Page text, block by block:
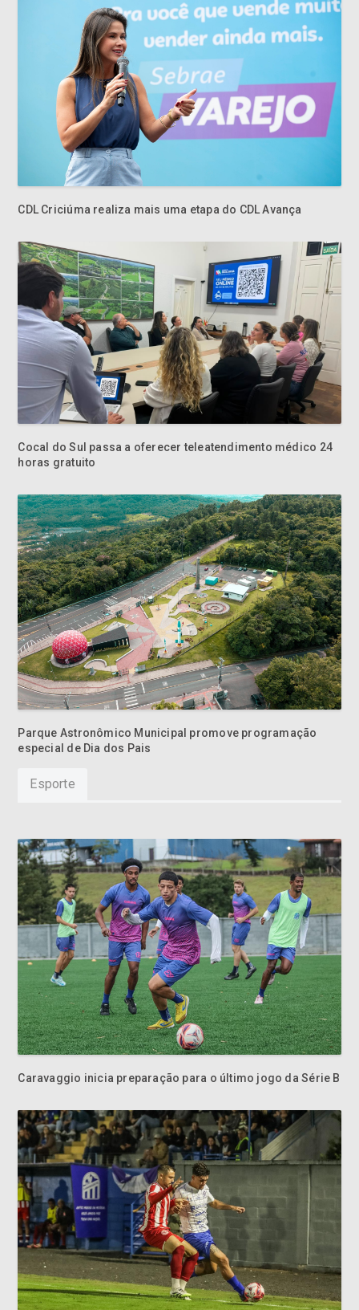
CDL Criciúma realiza mais uma etapa do CDL Avança
Cocal do Sul passa a oferecer teleatendimento médico 24
horas gratuito
Parque Astronômico Municipal promove programação
especial de Dia dos Pais
Esporte
Caravaggio inicia preparação para o último jogo da Série B